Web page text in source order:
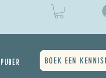
PUBER BOEK EEN